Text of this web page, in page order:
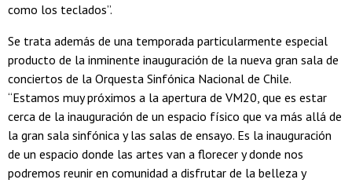
como los teclados”.
Se trata además de una temporada particularmente especial
producto de la inminente inauguración de la nueva gran sala de
conciertos de la Orquesta Sinfónica Nacional de Chile.
“Estamos muy próximos a la apertura de VM20, que es estar
cerca de la inauguración de un espacio físico que va más allá de
la gran sala sinfónica y las salas de ensayo. Es la inauguración
de un espacio donde las artes van a florecer y donde nos
podremos reunir en comunidad a disfrutar de la belleza y